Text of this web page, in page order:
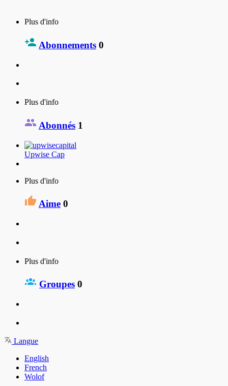
Plus d'info
Abonnements 0
Plus d'info
Abonnés 1
Upwise Cap
Plus d'info
Aime 0
Plus d'info
Groupes 0
Langue
English
French
Wolof